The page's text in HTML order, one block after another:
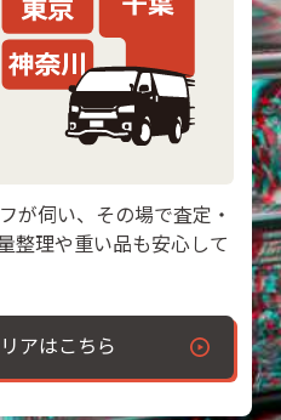
が伺い、その場で査定・
整理や重い品も安心して
アはこちら